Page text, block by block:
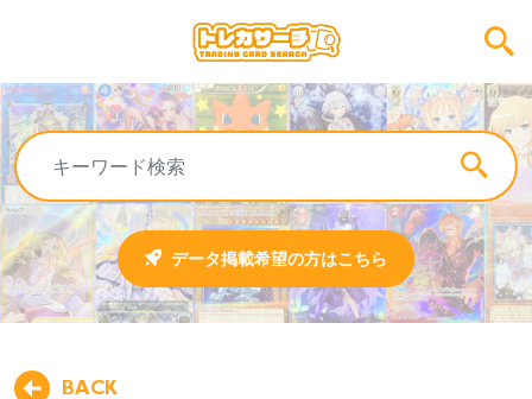
データ掲載希望の方はこちら
BACK